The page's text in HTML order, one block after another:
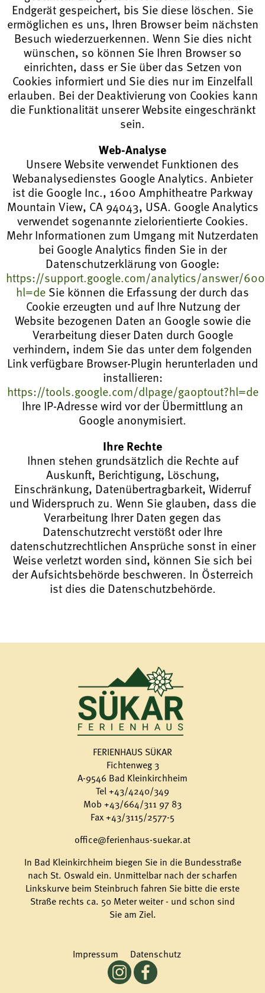
Endgerät gespeichert, bis Sie diese löschen. Sie
ermöglichen es uns, Ihren Browser beim nächsten
Besuch wiederzuerkennen. Wenn Sie dies nicht
wünschen, so können Sie Ihren Browser so
einrichten, dass er Sie über das Setzen von
Cookies informiert und Sie dies nur im Einzelfall
erlauben. Bei der Deaktivierung von Cookies kann
die Funktionalität unserer Website eingeschränkt
sein.
Web-Analyse
Unsere Website verwendet Funktionen des
Webanalysedienstes Google Analytics. Anbieter
ist die Google Inc., 1600 Amphitheatre Parkway
Mountain View, CA 94043, USA. Google Analytics
verwendet sogenannte zielorientierte Cookies.
Mehr Informationen zum Umgang mit Nutzerdaten
bei Google Analytics finden Sie in der
Datenschutzerklärung von Google:
https://support.google.com/analytics/answer/
hl=de Sie können die Erfassung der durch das
Cookie erzeugten und auf Ihre Nutzung der
Website bezogenen Daten an Google sowie die
Verarbeitung dieser Daten durch Google
verhindern, indem Sie das unter dem folgenden
Link verfügbare Browser-Plugin herunterladen und
installieren:
https://tools.google.com/dlpage/gaoptout?hl=de
Ihre IP-Adresse wird vor der Übermittlung an
Google anonymisiert.
Ihre Rechte
Ihnen stehen grundsätzlich die Rechte auf
Auskunft, Berichtigung, Löschung,
Einschränkung, Datenübertragbarkeit, Widerruf
und Widerspruch zu. Wenn Sie glauben, dass die
Verarbeitung Ihrer Daten gegen das
Datenschutzrecht verstößt oder Ihre
datenschutzrechtlichen Ansprüche sonst in einer
Weise verletzt worden sind, können Sie sich bei
der Aufsichtsbehörde beschweren. In Österreich
ist dies die Datenschutzbehörde.
FERIENHAUS SÜKAR
Fichtenweg 3
A-9546 Bad Kleinkirchheim
Tel+43/4240/349
Mob +43/664/311 97 83
Fax +43/3115/2577-5
office@ferienhaus-suekar.at
In Bad Kleinkirchheim biegen Sie in die Bundesstraße
nach St. Oswald ein. Unmittelbar nach der scharfen
Linkskurve beim Steinbruch fahren Sie bitte die erste
Straße rechts ca. 50 Meter weiter - und schon sind
Sie am Ziel.
Impressum Datenschutz